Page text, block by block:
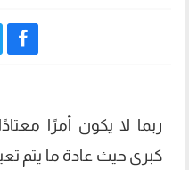
ربما لا يكون أمرًا
كبرى حيث عادة ما يتم